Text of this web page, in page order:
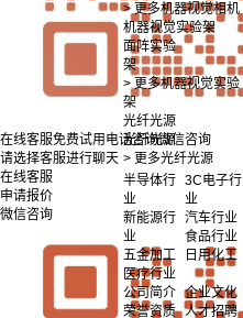
> 更多机器视觉相机
机器视觉实验架
面阵实验
架
> 更多机器视觉实验
架
光纤光源
光纤光源
> 更多光纤光源
半导体行
业
3C电子行
业
新能源行
业
汽车行业
食品行业
五金加工
日用化工
医疗行业
公司简介 企业文化
荣誉资质 人才招聘
在线客服免费试用 电话咨询微信咨询
请选择客服进行聊天
在线客服
申请报价
微信咨询